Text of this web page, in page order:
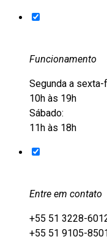
Funcionamento
Segunda a sexta-
10h às 19h
Sábado:
11h às 18h
Entre em contato
+55 51 3228-
+55 51 9105-